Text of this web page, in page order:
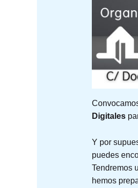
Digitales
Y por
puedes
Tendremos
hemos